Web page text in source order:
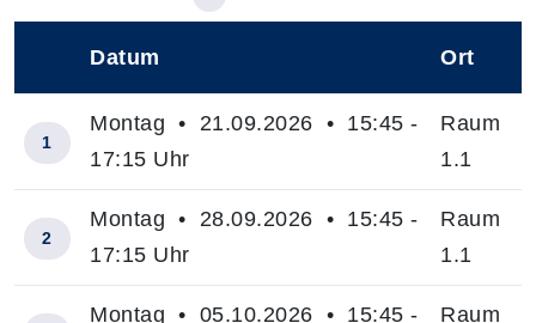
Datum Ort
1
Montag • 21.09.2026 • 15:45 -
17:15 Uhr
Raum
1.1
2
Montag • 28.09.2026 • 15:45 -
17:15 Uhr
Raum
1.1
Montag • 05.10.2026 • 15:45 -
Raum